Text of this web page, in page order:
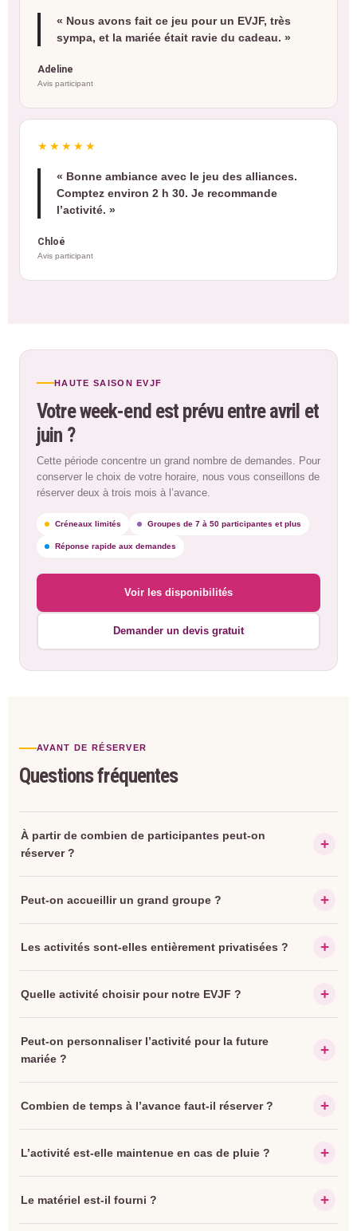
« Nous avons fait ce jeu pour un EVJF, très
sympa, et la mariée était ravie du cadeau. »
Adeline
Avis participant
★★★★★
« Bonne ambiance avec le jeu des alliances.
Comptez environ 2 h 30. Je recommande
l’activité. »
Chloé
Avis participant
HAUTE SAISON EVJF
Votre week-end est prévu entre avril et
juin ?
Cette période concentre un grand nombre de demandes. Pour
conserver le choix de votre horaire, nous vous conseillons de
réserver deux à trois mois à l’avance.
Créneaux limités Groupes de 7 à 50 participantes et plus
Réponse rapide aux demandes
Voir les disponibilités
Demander un devis gratuit
AVANT DE RÉSERVER
Questions fréquentes
À partir de combien de participantes peut-on
réserver ?
Peut-on accueillir un grand groupe ?
Les activités sont-elles entièrement privatisées ?
Quelle activité choisir pour notre EVJF ?
Peut-on personnaliser l’activité pour la future
mariée ?
Combien de temps à l’avance faut-il réserver ?
L’activité est-elle maintenue en cas de pluie ?
Le matériel est-il fourni ?